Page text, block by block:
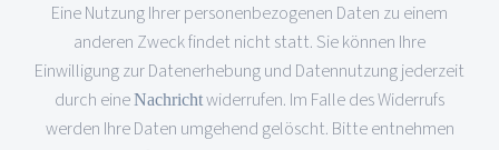
This
field
should
be
Eine Nutzung Ihrer personenbezogenen Daten zu einem
anderen Zweck findet nicht statt. Sie können Ihre
Einwilligung zur Datenerhebung und Datennutzung jederzeit
durch eineNachrichtwiderrufen. Im Falle des Widerrufs
werden Ihre Daten umgehend gelöscht. Bitte entnehmen